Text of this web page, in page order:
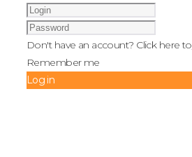
Don't have an account? Click here to
Remember me
Log in